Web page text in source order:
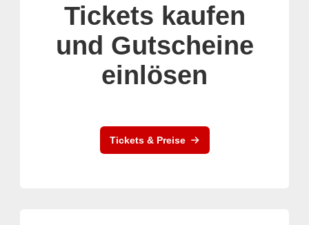
Tickets kaufen
und Gutscheine
einlösen
Tickets & Preise